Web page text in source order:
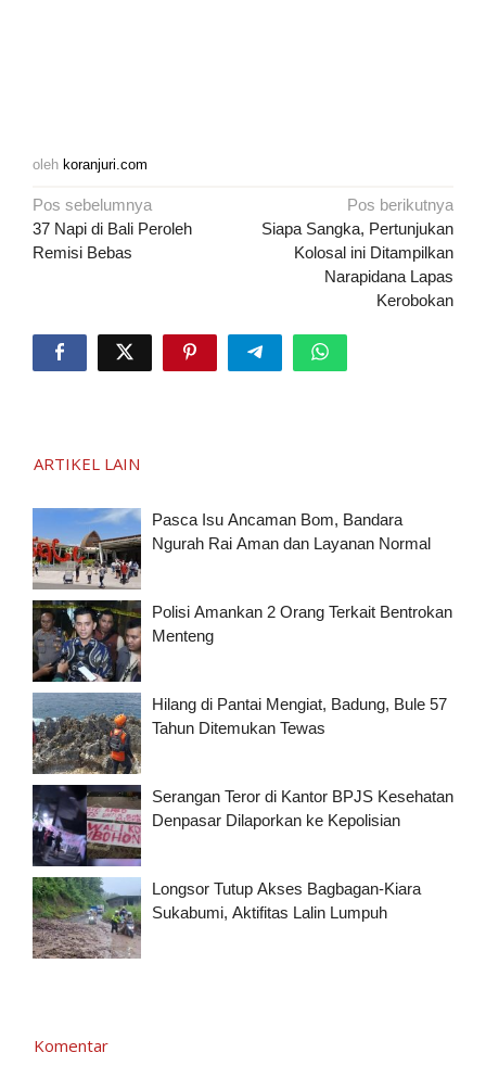
oleh koranjuri.com
Navigasi
pos
Pos sebelumnya
37 Napi di Bali Peroleh
Remisi Bebas
Pos berikutnya
Siapa Sangka, Pertunjukan
Kolosal ini Ditampilkan
Narapidana Lapas
Kerobokan
ARTIKEL LAIN
Pasca Isu Ancaman Bom, Bandara
Ngurah Rai Aman dan Layanan Normal
Polisi Amankan 2 Orang Terkait Bentrokan
Menteng
Hilang di Pantai Mengiat, Badung, Bule 57
Tahun Ditemukan Tewas
Serangan Teror di Kantor BPJS Kesehatan
Denpasar Dilaporkan ke Kepolisian
Longsor Tutup Akses Bagbagan-Kiara
Sukabumi, Aktifitas Lalin Lumpuh
Komentar